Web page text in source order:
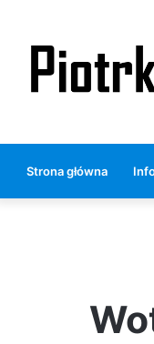
Strona główna